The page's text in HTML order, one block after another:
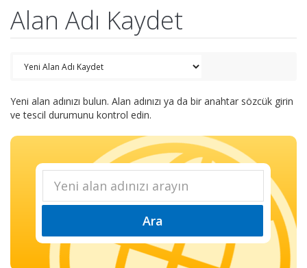
Alan Adı Kaydet
Yeni alan adınızı bulun. Alan adınızı ya da bir anahtar sözcük girin
ve tescil durumunu kontrol edin.
Ara